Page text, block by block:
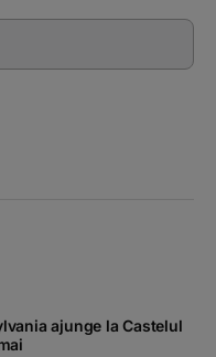
ajunge la Castelul